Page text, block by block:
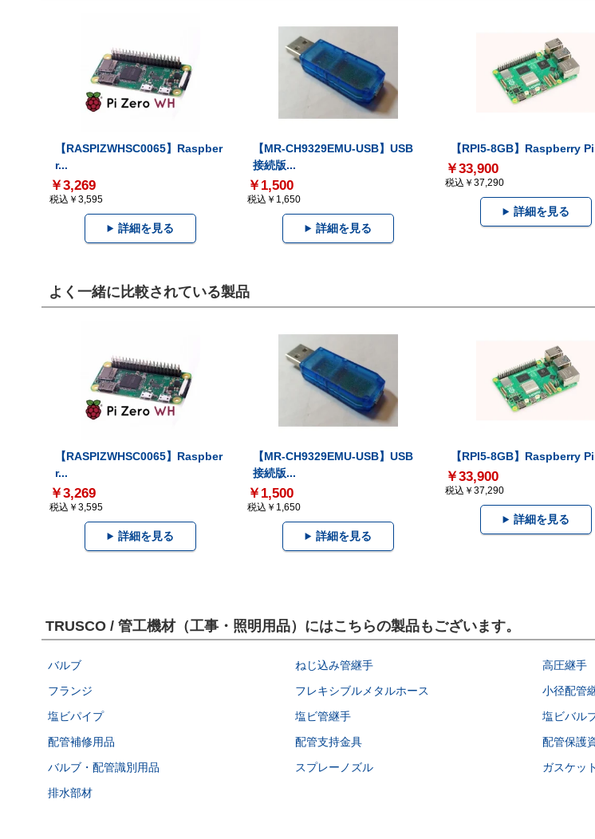
【RASPIZWHSC0065】Raspber
r...
￥3,269
税込￥3,595
詳細を見る
【MR-CH9329EMU-USB】USB
接続版...
￥1,500
税込￥1,650
詳細を見る
【RPI5-8GB】Raspberry
￥33,900
税込￥37,290
詳細を見る
よく一緒に比較されている製品
【RASPIZWHSC0065】Raspber
r...
￥3,269
税込￥3,595
詳細を見る
【MR-CH9329EMU-USB】USB
接続版...
￥1,500
税込￥1,650
詳細を見る
【RPI5-8GB】Raspberry
￥33,900
税込￥37,290
詳細を見る
TRUSCO / 管工機材（工事・照明用品）にはこちらの製品もございます。
バルブ ねじ込み管継手 高圧継手
フランジ
フレキシブルメタルホース 小径配管
塩ビパイプ
塩ビ管継手 塩ビバル
配管補修用品
配管支持金具 配管保護
バルブ・配管識別用品
スプレーノズル ガスケット
排水部材